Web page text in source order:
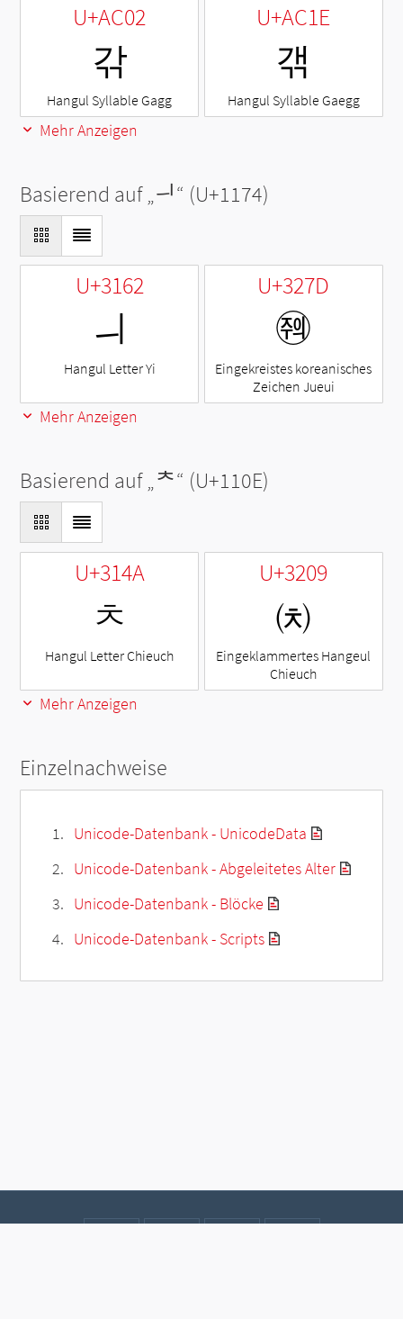
U+AC02
갂
Hangul Syllable Gagg
U+AC1E
갞
Hangul Syllable Gaegg
Mehr Anzeigen
Basierend auf „ᅴ“ (U+1174)
U+3162
ㅢ
Hangul Letter Yi
U+327D
㉽
Eingekreistes koreanisches
Zeichen Jueui
Mehr Anzeigen
Basierend auf „ᄎ“ (U+110E)
U+314A
ㅊ
Hangul Letter Chieuch
U+3209
㈉
Eingeklammertes Hangeul
Chieuch
Mehr Anzeigen
Einzelnachweise
Unicode-Datenbank - UnicodeData
Unicode-Datenbank - Abgeleitetes Alter
Unicode-Datenbank - Blöcke
Unicode-Datenbank - Scripts